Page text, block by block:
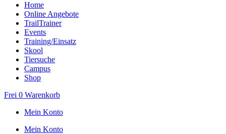
Home
Online Angebote
TrailTrainer
Events
Training/Einsatz
Skool
Tiersuche
Campus
Shop
Frei 0 Warenkorb
Mein Konto
Mein Konto